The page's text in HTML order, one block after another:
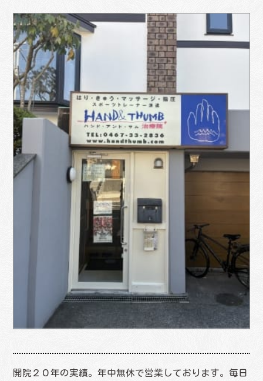
開院２０年の実績。年中無休で営業しております。毎日